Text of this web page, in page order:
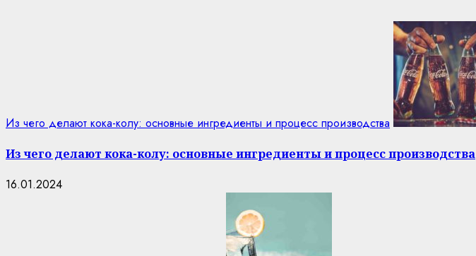
Из чего делают кока-колу: основные ингредиенты и процесс производства
Из чего делают кока-колу: основные ингредиенты и процесс производства
16.01.2024